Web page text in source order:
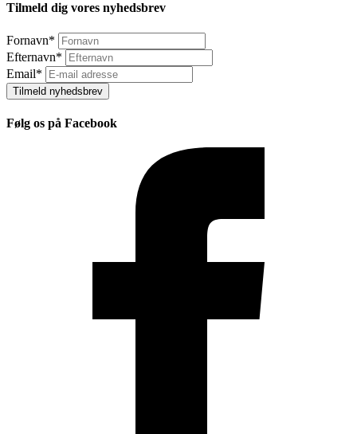
Tilmeld dig vores nyhedsbrev
Fornavn*
Efternavn*
Email*
Tilmeld nyhedsbrev
Følg os på Facebook